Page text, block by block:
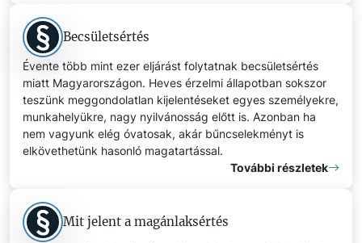
Becsületsértés
Évente több mint ezer eljárást folytatnak becsületsértés
miatt Magyarországon. Heves érzelmi állapotban sokszor
teszünk meggondolatlan kijelentéseket egyes személyekre,
munkahelyükre, nagy nyilvánosság előtt is. Azonban ha
nem vagyunk elég óvatosak, akár bűncselekményt is
elkövethetünk hasonló magatartással.
További részletek
Mit jelent a magánlaksértés